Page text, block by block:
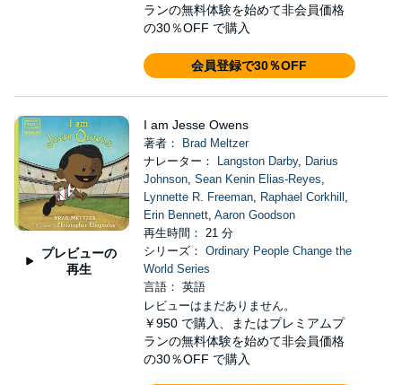
ランの無料体験を始めて非会員価格
の30％OFF で購入
会員登録で30％OFF
プレビューの
再生
I am Jesse Owens
著者：
Brad Meltzer
ナレーター：
Langston Darby, Darius
Johnson, Sean Kenin Elias-Reyes,
Lynnette R. Freeman, Raphael Corkhill ,
Erin Bennett, Aaron Goodson
再生時間： 21 分
シリーズ： Ordinary People Change the
World Series
言語： 英語
レビューはまだありません。
￥950 で購入、またはプレミアムプ
ランの無料体験を始めて非会員価格
の30％OFF で購入